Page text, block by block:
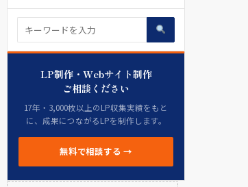
LP制作・Webサイト制作
ご相談ください
17年・3,000枚以上のLP収集実績をもと
に、成果につながるLPを制作します。
無料で相談する →